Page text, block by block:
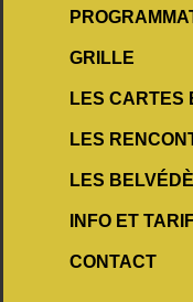
GRILLE
LES CARTES
LES
LES
INFO ET
CONTACT